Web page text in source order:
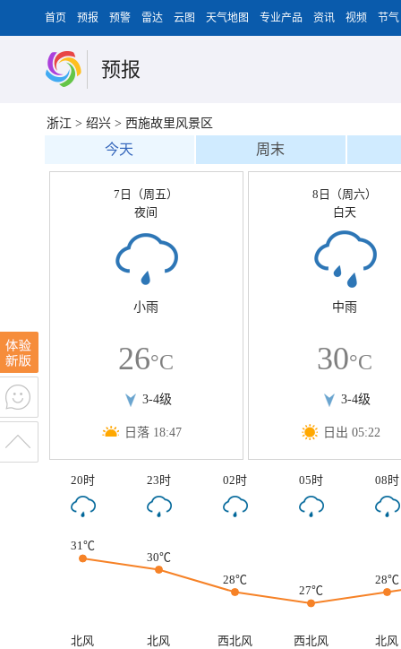
首页 预报 预警 雷达 云图 天气地图 专业产品 资讯 视频 节气
预报
浙江 > 绍兴 > 西施故里风景区
今天 周末
7日（周五）
夜间
小雨
26°C
3-4级
日落 18:47
8日（周六）
白天
中雨
30°C
3-4级
日出 05:22
20时 23时 02时 05时 08时
31℃
30℃
28℃
27℃
28℃
北风 北风 西北风 西北风
北风